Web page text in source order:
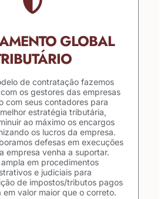
GLOBAL
de contratação fazemos
os gestores das empresas
com seus contadores para
estratégia tributária,
ao máximo os encargos
os lucros da empresa.
defesas em execuções
empresa venha a suportar.
em procedimentos
e judiciais para
de impostos/tributos pagos
em valor maior que o correto.